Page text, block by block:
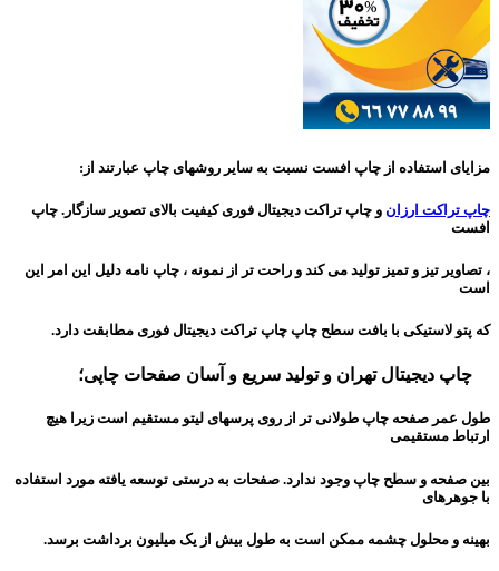
مزایای استفاده از چاپ افست نسبت به سایر روشهای چاپ عبارتند از:
چاپ تراکت ارزان و چاپ تراکت دیجیتال فوری کیفیت بالای تصویر سازگار. چاپ
افست
، تصاویر تیز و تمیز تولید می کند و راحت تر از نمونه ، چاپ نامه دلیل این امر این
است
که پتو لاستیکی با بافت سطح چاپ چاپ تراکت دیجیتال فوری مطابقت دارد.
چاپ دیجیتال تهران و تولید سریع و آسان صفحات چاپی؛
طول عمر صفحه چاپ طولانی تر از روی پرسهای لیتو مستقیم است زیرا هیچ
ارتباط مستقیمی
بین صفحه و سطح چاپ وجود ندارد. صفحات به درستی توسعه یافته مورد استفاده
با جوهرهای
بهینه و محلول چشمه ممکن است به طول بیش از یک میلیون برداشت برسد.